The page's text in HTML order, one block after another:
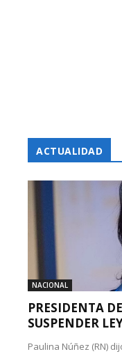
ACTUALIDAD
NACIONAL
PRESIDENTA
SUSPENDER
Paulina Núñez (RN)